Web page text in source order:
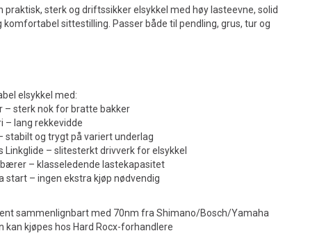
praktisk, sterk og driftssikker elsykkel med høy lasteevne, solid
komfortabel sittestilling. Passer både til pendling, grus, tur og
elsykkel med:
– sterk nok for bratte bakker
– lang rekkevidde
stabilt og trygt på variert underlag
Linkglide – slitesterkt drivverk for elsykkel
– klasseledende lastekapasitet
start – ingen ekstra kjøp nødvendig
sammenlignbart med 70nm fra Shimano/Bosch/Yamaha
kjøpes hos Hard Rocx-forhandlere